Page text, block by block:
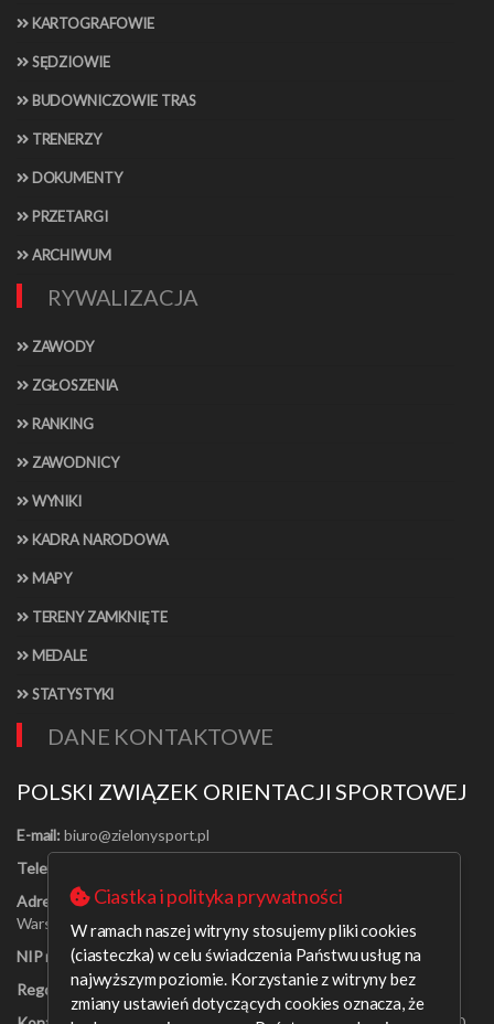
KARTOGRAFOWIE
SĘDZIOWIE
BUDOWNICZOWIE TRAS
TRENERZY
DOKUMENTY
PRZETARGI
ARCHIWUM
RYWALIZACJA
ZAWODY
ZGŁOSZENIA
RANKING
ZAWODNICY
WYNIKI
KADRA NARODOWA
MAPY
TERENY ZAMKNIĘTE
MEDALE
STATYSTYKI
DANE KONTAKTOWE
POLSKI ZWIĄZEK ORIENTACJI SPORTOWEJ
E-mail:
Telefon:
Adres:
Al. Jerozolimskie 30/21
Warszawa 00-024
NIP nr:
526-16-67-131
Regon nr:001408329
Ciastka i polityka prywatności
W ramach naszej witryny stosujemy pliki cookies
(ciasteczka) w celu świadczenia Państwu usług na
najwyższym poziomie. Korzystanie z witryny bez
zmiany ustawień dotyczących cookies oznacza, że